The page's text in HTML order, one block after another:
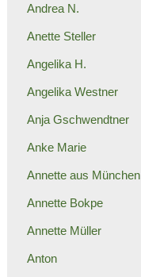
Andrea N.
Anette Steller
Angelika H.
Angelika Westner
Anja Gschwendtner
Anke Marie
Annette aus München
Annette Bokpe
Annette Müller
Anton